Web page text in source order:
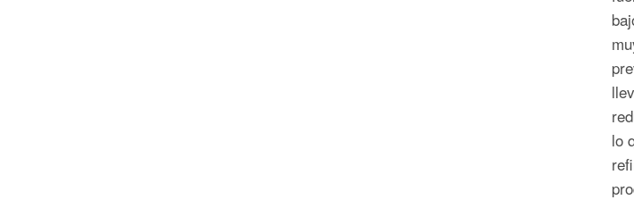
lo